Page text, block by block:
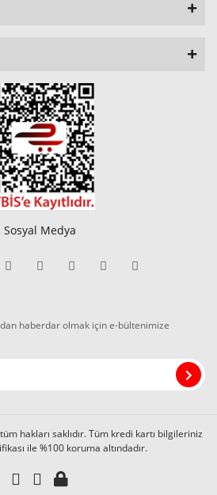
Sosyal Medya
haberdar olmak için e-bültenimize
hakları saklıdır. Tüm kredi kartı bilgileriniz
ile %100 koruma altındadır.